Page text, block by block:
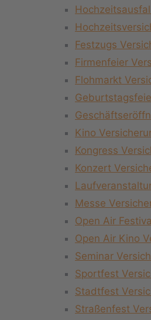
Festzugs
Firmenfeier
Flohmarkt
Kino
Kongress
Konzert
Messe
Open Air
Open Air Kino
Seminar
Sportfest
Stadtfest
Straßenfest